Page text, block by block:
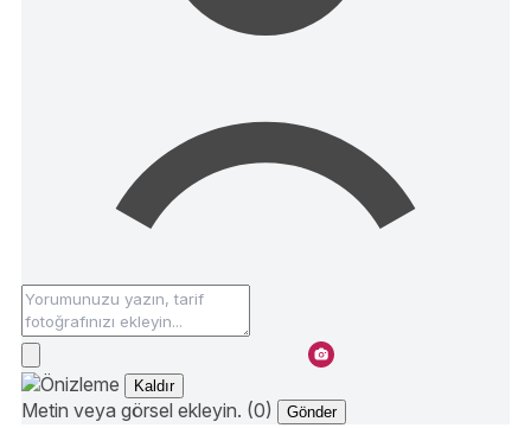
Kaldır
Metin veya görsel ekleyin. (0) Gönder